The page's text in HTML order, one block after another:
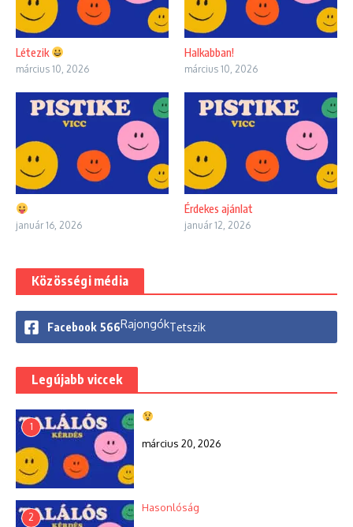
Létezik
március 10, 2026
Halkabban!
március 10, 2026
január 16, 2026
Érdekes ajánlat
január 12, 2026
Közösségi média
Facebook 566RajongókTetszik
Legújabb viccek
1
március 20, 2026
2
Hasonlóság